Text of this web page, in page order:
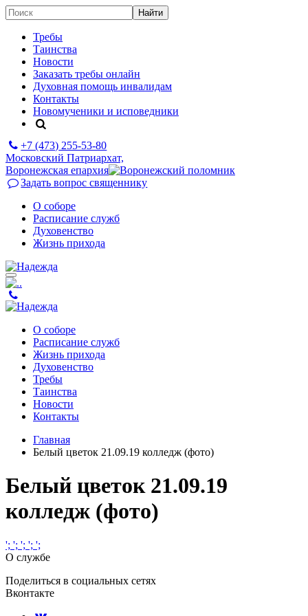
Требы
Таинства
Новости
Заказать требы онлайн
Духовная помощь инвалидам
Контакты
Новомученики и исповедники
+7 (473) 255-53-80
Московский Патриархат,
Воронежская епархия
Задать вопрос священнику
О соборе
Расписание служб
Духовенство
Жизнь прихода
О соборе
Расписание служб
Жизнь прихода
Духовенство
Требы
Таинства
Новости
Контакты
Главная
Белый цветок 21.09.19 колледж (фото)
Белый цветок 21.09.19
колледж (фото)
'; '; '; '; ';
О службе
Поделиться в социальных сетях
Вконтакте